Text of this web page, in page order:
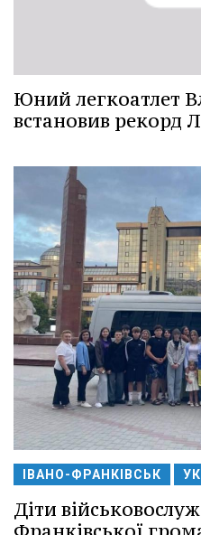
Юний легкоатлет
встановив рекорд
ІВАНО-ФРАНКІВСЬК
Діти